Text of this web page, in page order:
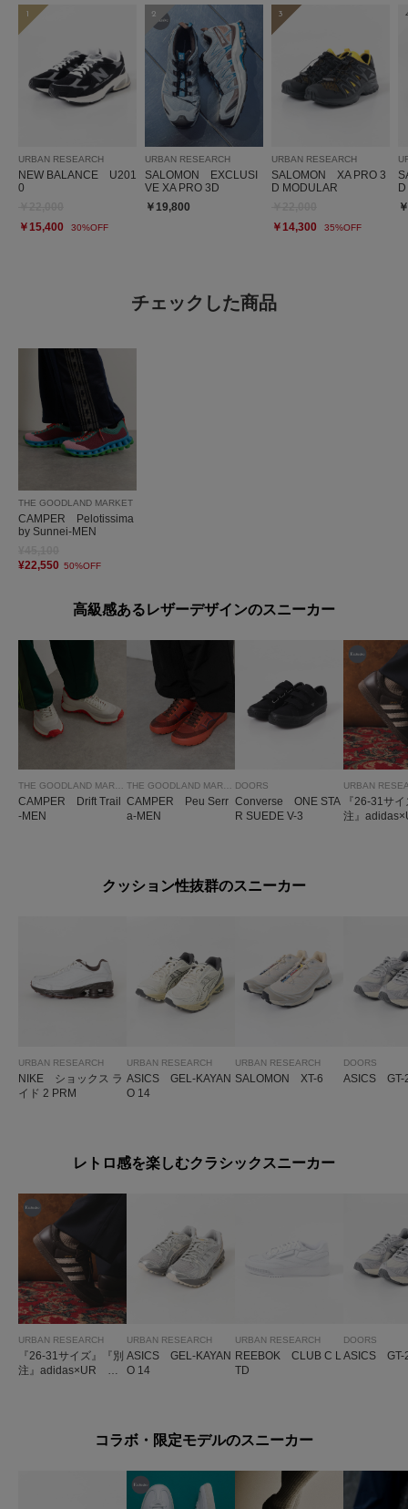
1
URBAN RESEARCH
NEW BALANCE U201
0
￥15,400
30%OFF
2
URBAN RESEARCH
SALOMON EXCLUSI
VE XA PRO 3D
￥19,800
3
URBAN RESEARCH
SALOMON XA PRO 3
D MODULAR
￥14,300
35%OFF
D
チェックした商品
THE GOODLAND MARKET
CAMPER Pelotissima
by Sunnei-MEN
¥22,550 50%OFF
高級感あるレザーデザインのスニーカー
THE GOODLAND MARKET
CAMPER Drift Trail
-MEN
THE GOODLAND MARKET
CAMPER Peu Serr
a-MEN
DOORS
Converse ONE STA
R SUEDE V-3
URBAN
『26-31サ
注』
クッション性抜群のスニーカー
URBAN RESEARCH
NIKE ショックス ラ
イド 2 PRM
URBAN RESEARCH
ASICS GEL-KAYAN
O 14
URBAN RESEARCH
SALOMON XT-6
DOORS
ASICS GT-
レトロ感を楽しむクラシックスニーカー
URBAN RESEARCH
『26-31サイズ』『別
注』adidas×UR SA
URBAN RESEARCH
ASICS GEL-KAYAN
O 14
URBAN RESEARCH
REEBOK CLUB C L
TD
DOORS
ASICS GT-
コラボ・限定モデルのスニーカー